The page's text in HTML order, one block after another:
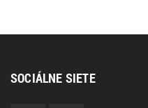
SOCIÁLNE SIETE